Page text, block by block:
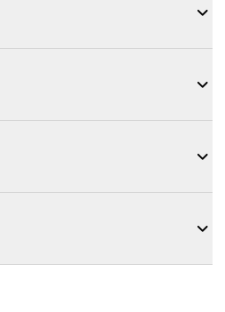



